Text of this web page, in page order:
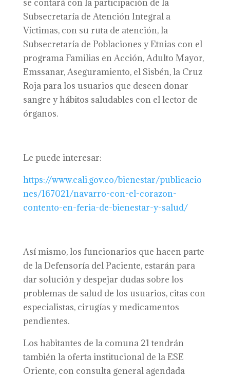
se contará con la participación de la
Subsecretaría de Atención Integral a
Víctimas, con su ruta de atención, la
Subsecretaría de Poblaciones y Etnias con el
programa Familias en Acción, Adulto Mayor,
Emssanar, Aseguramiento, el Sisbén, la Cruz
Roja para los usuarios que deseen donar
sangre y hábitos saludables con el lector de
órganos.
Le puede interesar:
https://www.cali.gov.co/bienestar/publicacio
nes/167021/navarro-con-el-corazon-
contento-en-feria-de-bienestar-y-salud/
Así mismo, los funcionarios que hacen parte
de la Defensoría del Paciente, estarán para
dar solución y despejar dudas sobre los
problemas de salud de los usuarios, citas con
especialistas, cirugías y medicamentos
pendientes.
Los habitantes de la comuna 21 tendrán
también la oferta institucional de la ESE
Oriente, con consulta general agendada